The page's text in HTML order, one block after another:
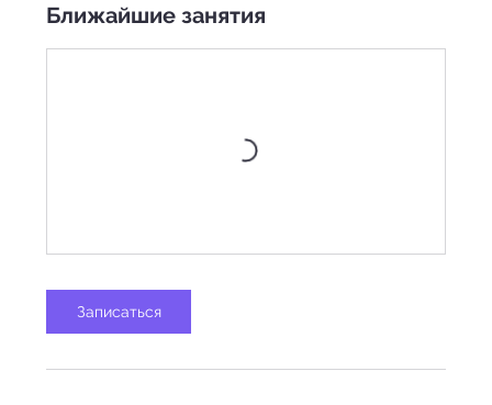
Ближайшие занятия
Записаться